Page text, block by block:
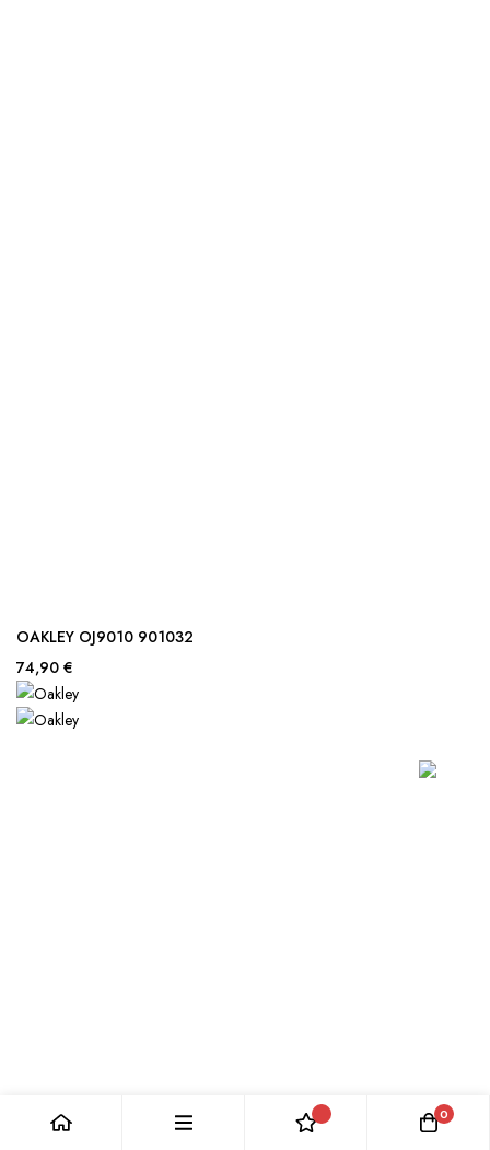
OAKLEY OJ9010 901032
74,90 €
0